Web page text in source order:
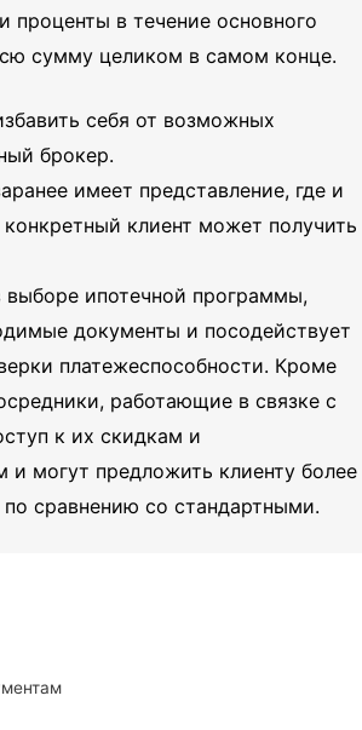
проценты в течение основного
сумму целиком в самом конце.
себя от возможных
брокер.
имеет представление, где и
конкретный клиент может получить
ипотечной программы,
документы и посодействует
платежеспособности. Кроме
работающие в связке с
к их скидкам и
и могут предложить клиенту более
сравнению со стандартными.